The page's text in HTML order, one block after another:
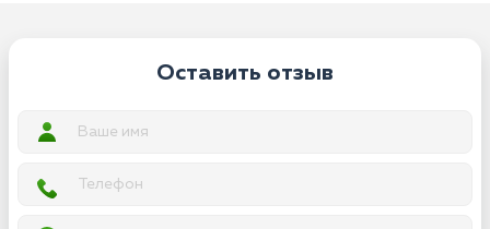
Оставить отзыв